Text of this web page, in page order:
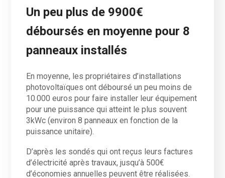
Un peu plus de 9900€
déboursés en moyenne pour 8
panneaux installés
En moyenne, les propriétaires d’installations
photovoltaïques ont déboursé un peu moins de
10.000 euros pour faire installer leur équipement
pour une puissance qui atteint le plus souvent
3kWc (environ 8 panneaux en fonction de la
puissance unitaire).
D’après les sondés qui ont reçus leurs factures
d’électricité après travaux, jusqu’à 500€
d’économies annuelles peuvent être réalisées.